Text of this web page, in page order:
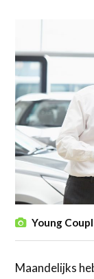
Young
Maandelijks